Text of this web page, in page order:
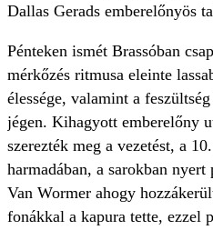
Dallas Gerads emberelőnyös
Pénteken ismét Brassóban
mérkőzés ritmusa eleinte
élessége, valamint a
jégen. Kihagyott emberelőny
szerezték meg a vezetést, a
harmadában, a sarokban nyert
Van Wormer ahogy
fonákkal a kapura tette, ezzel